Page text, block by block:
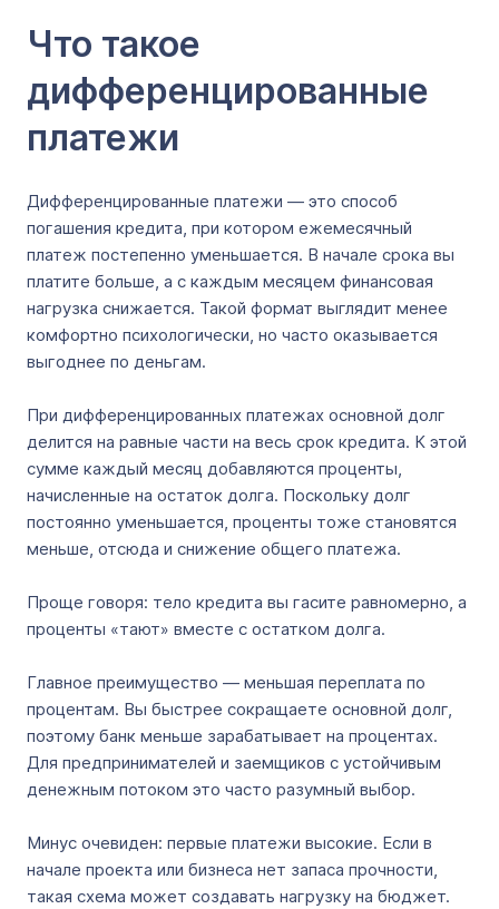
Что такое
дифференцированные
платежи
Дифференцированные платежи — это способ
погашения кредита, при котором ежемесячный
платеж постепенно уменьшается. В начале срока вы
платите больше, а с каждым месяцем финансовая
нагрузка снижается. Такой формат выглядит менее
комфортно психологически, но часто оказывается
выгоднее по деньгам.
При дифференцированных платежах основной долг
делится на равные части на весь срок кредита. К этой
сумме каждый месяц добавляются проценты,
начисленные на остаток долга. Поскольку долг
постоянно уменьшается, проценты тоже становятся
меньше, отсюда и снижение общего платежа.
Проще говоря: тело кредита вы гасите равномерно, а
проценты «тают» вместе с остатком долга.
Главное преимущество — меньшая переплата по
процентам. Вы быстрее сокращаете основной долг,
поэтому банк меньше зарабатывает на процентах.
Для предпринимателей и заемщиков с устойчивым
денежным потоком это часто разумный выбор.
Минус очевиден: первые платежи высокие. Если в
начале проекта или бизнеса нет запаса прочности,
такая схема может создавать нагрузку на бюджет.